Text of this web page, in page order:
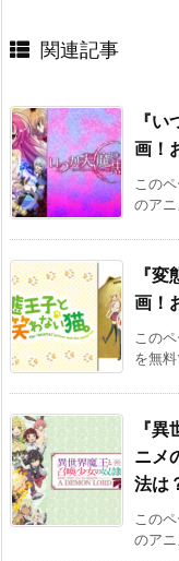
関連記事
『
画！
この
のア
『
画！
この
を無
『
ニメ
法は
この
のア